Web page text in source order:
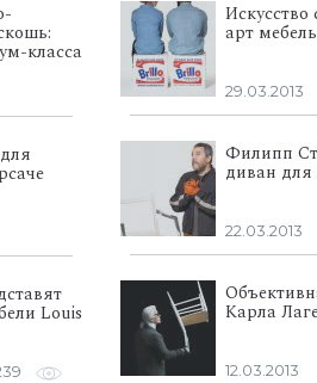
класса
Louis
арт
29.03.2013
Филипп
диван для
22.03.2013
Карла
12.03.2013